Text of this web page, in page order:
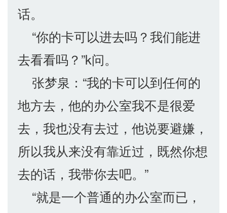
话。
“你的卡可以进去吗？我们能进
去看看吗？”k问。
张梦泉：“我的卡可以到任何的
地方去，他的办公室我不是很爱
去，我也没有去过，他说要避嫌，
所以我从来没有靠近过，既然你想
去的话，我带你去吧。”
“就是一个普通的办公室而已，